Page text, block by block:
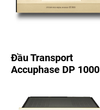
Đầu Transport
Accuphase DP 1000